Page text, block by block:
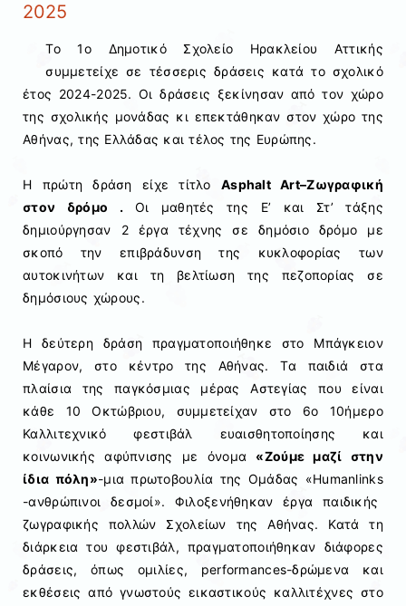
2025
Το 1ο Δημοτικό Σχολείο Ηρακλείου Αττικής
συμμετείχε σε τέσσερις δράσεις κατά το σχολικό
έτος 2024-2025. Οι δράσεις ξεκίνησαν από τον χώρο
της σχολικής μονάδας κι επεκτάθηκαν στον χώρο της
Αθήνας, της Ελλάδας και τέλος της Ευρώπης.
Η πρώτη δράση είχε τίτλο Asphalt Art–Ζωγραφική
στον δρόμο . Οι μαθητές της Ε’ και Στ’ τάξης
δημιούργησαν 2 έργα τέχνης σε δημόσιο δρόμο με
σκοπό την επιβράδυνση της κυκλοφορίας των
αυτοκινήτων και τη βελτίωση της πεζοπορίας σε
δημόσιους χώρους.
Η δεύτερη δράση πραγματοποιήθηκε στο Μπάγκειον
Μέγαρον, στο κέντρο της Αθήνας.Τα παιδιά στα
πλαίσια της παγκόσμιας μέραςΑστεγίας που είναι
κάθε 10 Οκτώβριου, συμμετείχαν στο 6ο 10ήμερο
Καλλιτεχνικό φεστιβάλ ευαισθητοποίησης και
κοινωνικής αφύπνισης με όνομα «Ζούμε μαζί στην
ίδια πόλη»-μια πρωτοβουλία της Ομάδας «Humanlinks
-ανθρώπινοι δεσμοί». Φιλοξενήθηκαν έργα παιδικής
ζωγραφικής πολλών Σχολείων της Αθήνας. Κατά τη
διάρκεια του φεστιβάλ, πραγματοποιήθηκαν διάφορες
δράσεις, όπως ομιλίες, performances-δρώμενα και
εκθέσεις από γνωστούς εικαστικούς καλλιτέχνες στο